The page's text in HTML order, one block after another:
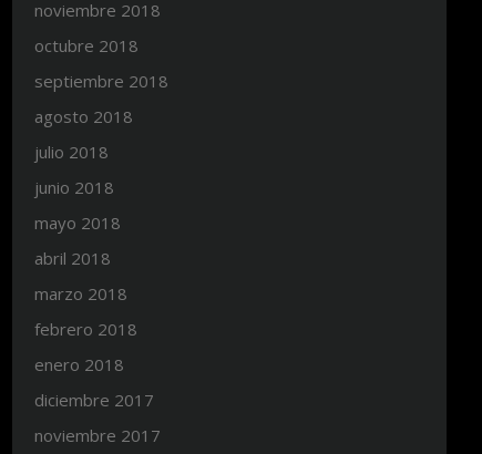
noviembre 2018
octubre 2018
septiembre 2018
agosto 2018
julio 2018
junio 2018
mayo 2018
abril 2018
marzo 2018
febrero 2018
enero 2018
diciembre 2017
noviembre 2017